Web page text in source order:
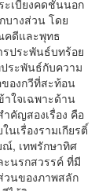
ะเบียงคดชั้นนอก
างส่วน โดย
คดีและพุทธ
ประพันธ์บทร้อย
ประพันธ์กับความ
องกวีที่สะท้อน
ใจเฉพาะด้าน
คัญสองเรื่อง คือ
นเรื่องรามเกียรติ์
ณ์, เทพรักษาทิศ
ะนรกสวรรค์ ที่มี
วนของภาพสลัก